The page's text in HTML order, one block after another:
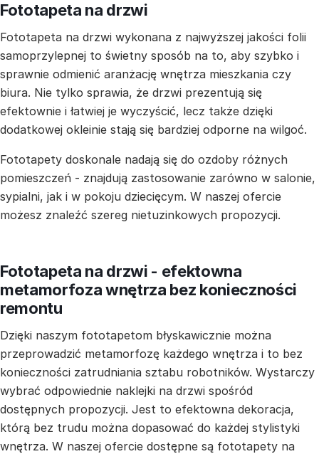
Fototapeta na drzwi
Fototapeta na drzwi wykonana z najwyższej jakości folii
samoprzylepnej to świetny sposób na to, aby szybko i
sprawnie odmienić aranżację wnętrza mieszkania czy
biura. Nie tylko sprawia, że drzwi prezentują się
efektownie i łatwiej je wyczyścić, lecz także dzięki
dodatkowej okleinie stają się bardziej odporne na wilgoć.
Fototapety doskonale nadają się do ozdoby różnych
pomieszczeń - znajdują zastosowanie zarówno w salonie,
sypialni, jak i w pokoju dziecięcym. W naszej ofercie
możesz znaleźć szereg nietuzinkowych propozycji.
Fototapeta na drzwi - efektowna
metamorfoza wnętrza bez konieczności
remontu
Dzięki naszym fototapetom błyskawicznie można
przeprowadzić metamorfozę każdego wnętrza i to bez
konieczności zatrudniania sztabu robotników. Wystarczy
wybrać odpowiednie naklejki na drzwi spośród
dostępnych propozycji. Jest to efektowna dekoracja,
którą bez trudu można dopasować do każdej stylistyki
wnętrza. W naszej ofercie dostępne są fototapety na